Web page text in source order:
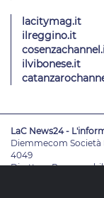
lacitymag.it
ilreggino.it
ilvibonese.it
LaC News24 -
Diemmecom Società
4049
Direttore